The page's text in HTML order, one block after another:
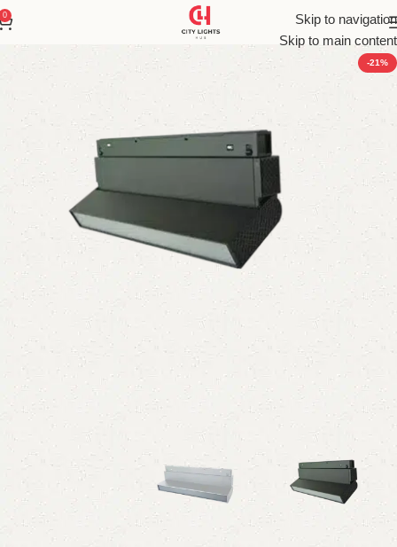
Skip to navigation
Skip to main content
0
-21%